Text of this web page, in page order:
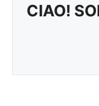
CIAO!